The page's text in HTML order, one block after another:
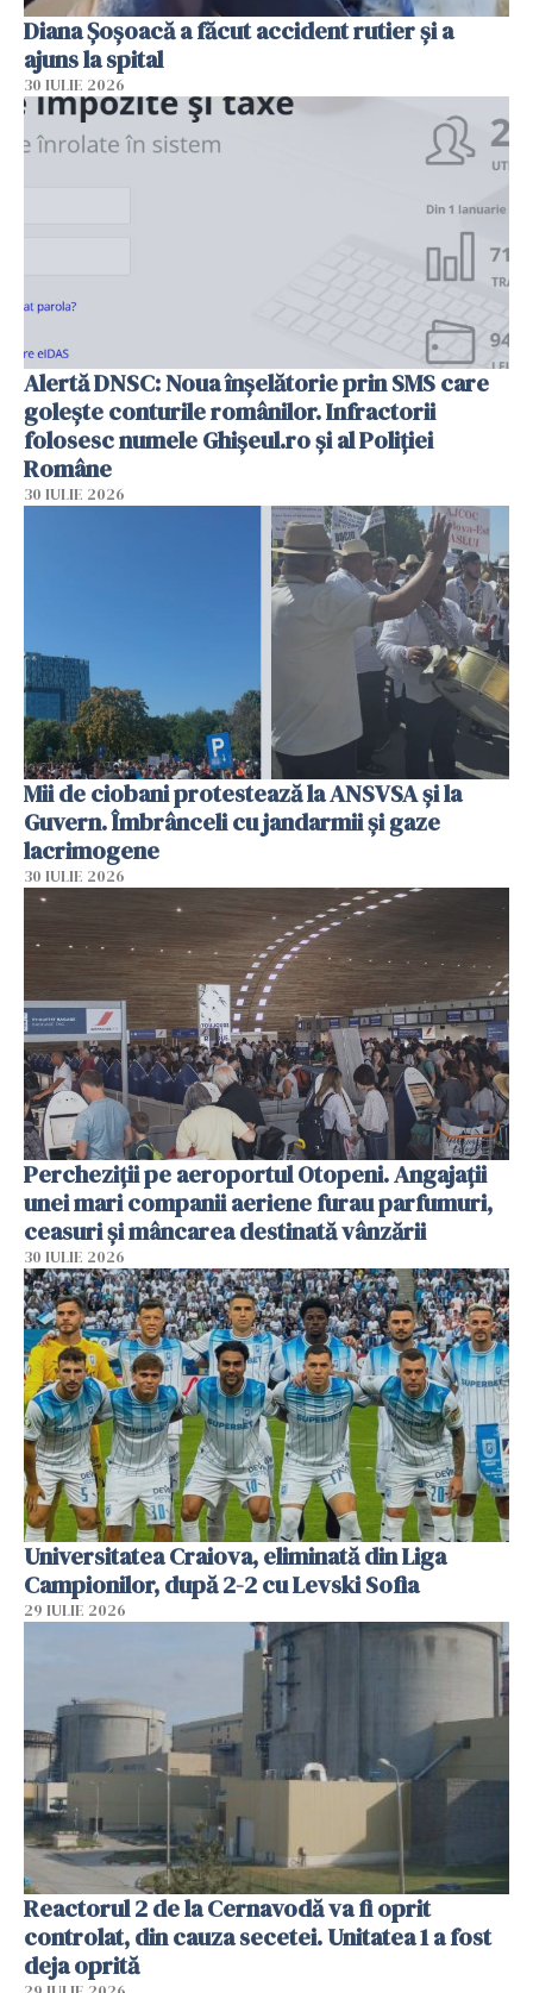
Diana Șoșoacă a făcut accident rutier și a
ajuns la spital
30 IULIE 2026
Alertă DNSC: Noua înșelătorie prin SMS care
golește conturile românilor. Infractorii
folosesc numele Ghișeul.ro și al Poliției
Române
30 IULIE 2026
Mii de ciobani protestează la ANSVSA și la
Guvern. Îmbrânceli cu jandarmii și gaze
lacrimogene
30 IULIE 2026
Percheziții pe aeroportul Otopeni. Angajații
unei mari companii aeriene furau parfumuri,
ceasuri și mâncarea destinată vânzării
30 IULIE 2026
Universitatea Craiova, eliminată din Liga
Campionilor, după 2-2 cu Levski Sofia
29 IULIE 2026
Reactorul 2 de la Cernavodă va fi oprit
controlat, din cauza secetei. Unitatea 1 a fost
deja oprită